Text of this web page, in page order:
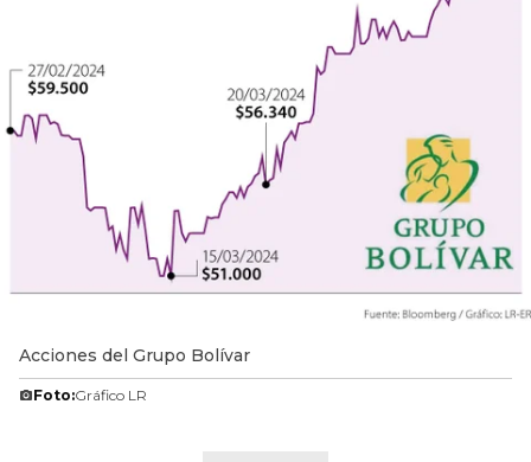
Acciones del Grupo Bolívar
Foto:Gráfico LR